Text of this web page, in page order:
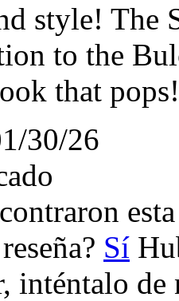
style! The
to the
that pops!
30/26
Sí
inténtalo de